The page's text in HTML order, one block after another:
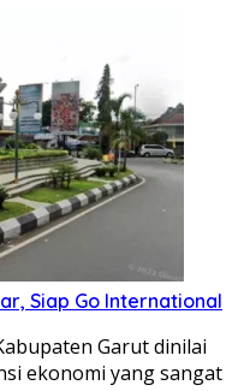
Siap Go International
Kabupaten Garut dinilai
ekonomi yang sangat